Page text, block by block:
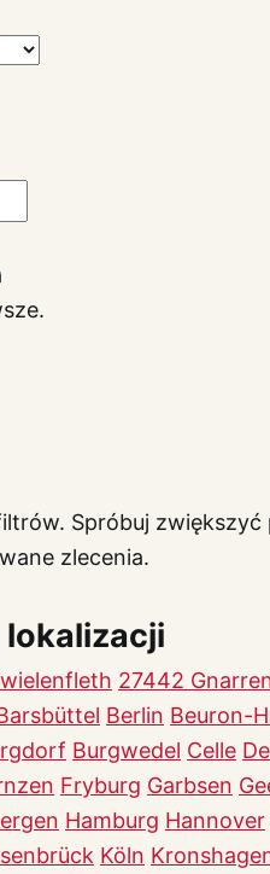
Spróbuj
zlecenia.
lokalizacji
27442
Berlin Beuron-
Burgwedel Celle
Fryburg Garbsen
Hamburg Hannover
Köln